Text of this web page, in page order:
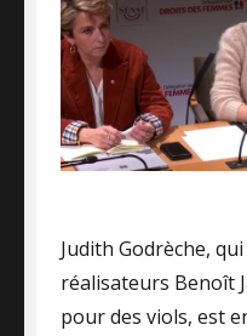
Judith Godrèche,
réalisateurs Benoît
pour des viols, est